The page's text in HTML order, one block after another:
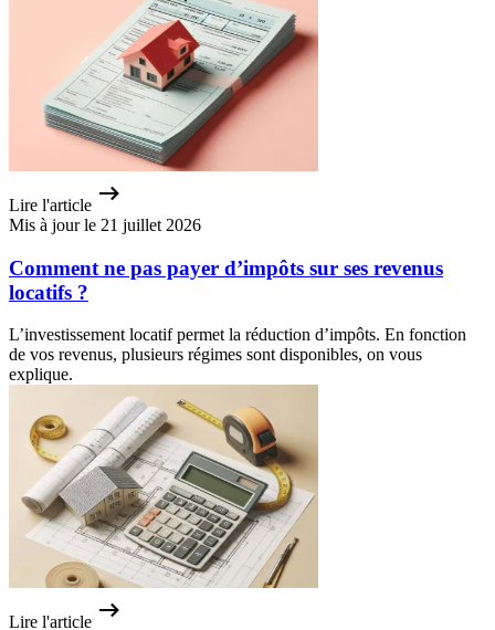
Lire l'article
Mis à jour le 21 juillet 2026
Comment ne pas payer d’impôts sur ses revenus
locatifs ?
L’investissement locatif permet la réduction d’impôts. En fonction
de vos revenus, plusieurs régimes sont disponibles, on vous
explique.
Lire l'article